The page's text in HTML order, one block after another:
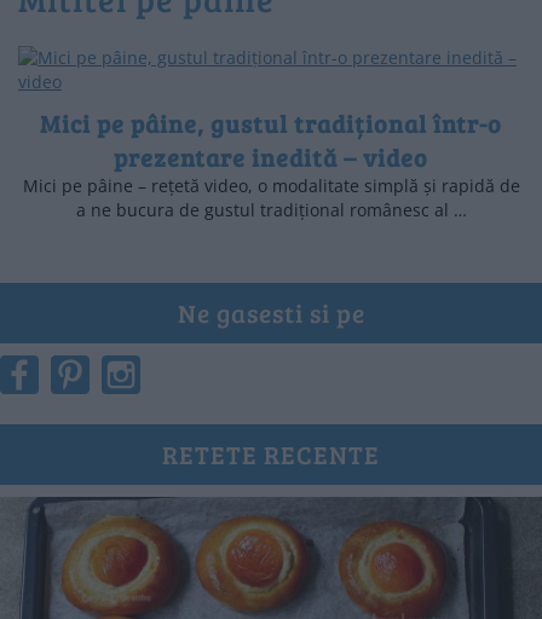
Mici pe pâine, gustul tradițional într-o
prezentare inedită – video
Mici pe pâine – rețetă video, o modalitate simplă și rapidă de
a ne bucura de gustul tradițional românesc al …
Ne gasesti si pe
RETETE RECENTE